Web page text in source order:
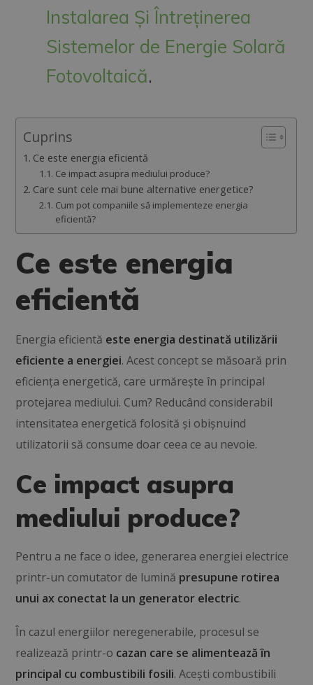
Instalarea Și Întreținerea
Sistemelor de Energie Solară
Fotovoltaică.
Cuprins
Ce este energia eficientă
Ce impact asupra mediului produce?
Care sunt cele mai bune alternative energetice?
Cum pot companiile să implementeze energia
eficientă?
Ce este energia
eficientă
Energia eficientă este energia destinată utilizării
eficiente a energiei. Acest concept se măsoară prin
eficiența energetică, care urmărește în principal
protejarea mediului. Cum? Reducând considerabil
intensitatea energetică folosită și obișnuind
utilizatorii să consume doar ceea ce au nevoie.
Ce impact asupra
mediului produce?
Pentru a ne face o idee, generarea energiei electrice
printr-un comutator de lumină presupune rotirea
unui ax conectat la un generator electric.
În cazul energiilor neregenerabile, procesul se
realizează printr-o cazan care se alimentează în
principal cu combustibili fosili. Acești combustibili